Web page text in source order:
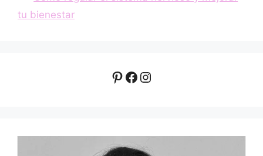
tu bienestar
Pinterest
Facebook
Instagram